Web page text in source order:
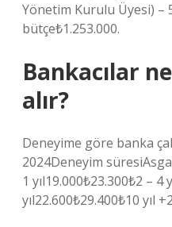
Yönetim Kurulu Üyesi) –
bütçe₺1.253.000.
Bankacılar
alır?
Deneyime göre banka
2024Deneyim
1 yıl19.000₺23.300₺2 – 4
yıl22.600₺29.400₺10 yıl